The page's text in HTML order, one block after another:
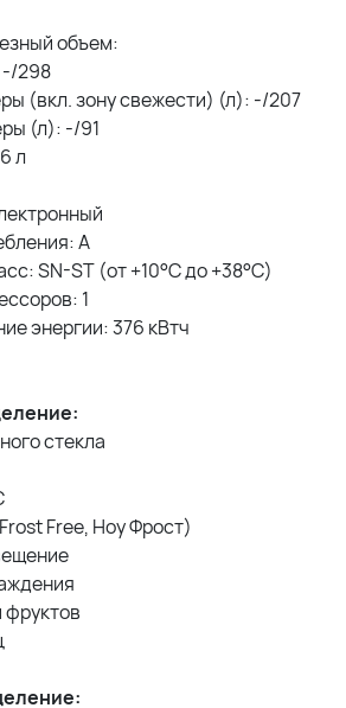
объем:
-/298
(вкл. зону свежести) (л): -/207
(л): -/91
л
A
SN-ST (от +10°С до +38°С)
1
энергии: 376 кВтч
стекла
Free, Ноу Фрост)